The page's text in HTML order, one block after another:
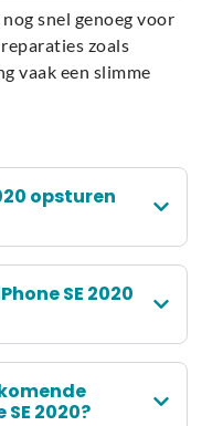
snel genoeg voor
zoals
vaak een slimme
opsturen
SE 2020
2020?